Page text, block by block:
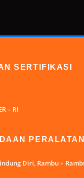
SERTIFIKASI
– RI
Diri, Rambu –